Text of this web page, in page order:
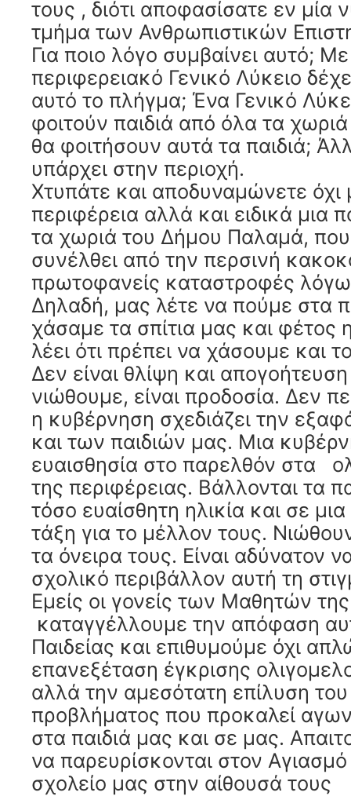
τους , διότι αποφασίσατε εν μία
τμήμα των Ανθρωπιστικών
Για ποιο λόγο συμβαίνει αυτό;
περιφερειακό Γενικό Λύκειο
αυτό το πλήγμα; Ένα Γενικό
φοιτούν παιδιά από όλα τα
θα φοιτήσουν αυτά τα παιδιά;
υπάρχει στην περιοχή.
Χτυπάτε και αποδυναμώνετε όχι
περιφέρεια αλλά και ειδικά μια
τα χωριά του Δήμου Παλαμά,
συνέλθει από την περσινή
πρωτοφανείς καταστροφές
Δηλαδή, μας λέτε να πούμε στα
χάσαμε τα σπίτια μας και φέτος
λέει ότι πρέπει να χάσουμε και
Δεν είναι θλίψη και
νιώθουμε, είναι προδοσία. Δεν
η κυβέρνηση σχεδιάζει την
και των παιδιών μας. Μια
ευαισθησία στο παρελθόν στα
της περιφέρειας. Βάλλονται τα
τόσο ευαίσθητη ηλικία και σε
τάξη για το μέλλον τους.
τα όνειρα τους. Είναι αδύνατον
σχολικό περιβάλλον αυτή τη
Εμείς οι γονείς των Μαθητών
καταγγέλλουμε την απόφαση
Παιδείας και επιθυμούμε όχι
επανεξέταση έγκρισης
αλλά την αμεσότατη επίλυση
προβλήματος που προκαλεί
στα παιδιά μας και σε μας.
να παρευρίσκονται στον
σχολείο μας στην αίθουσά τους